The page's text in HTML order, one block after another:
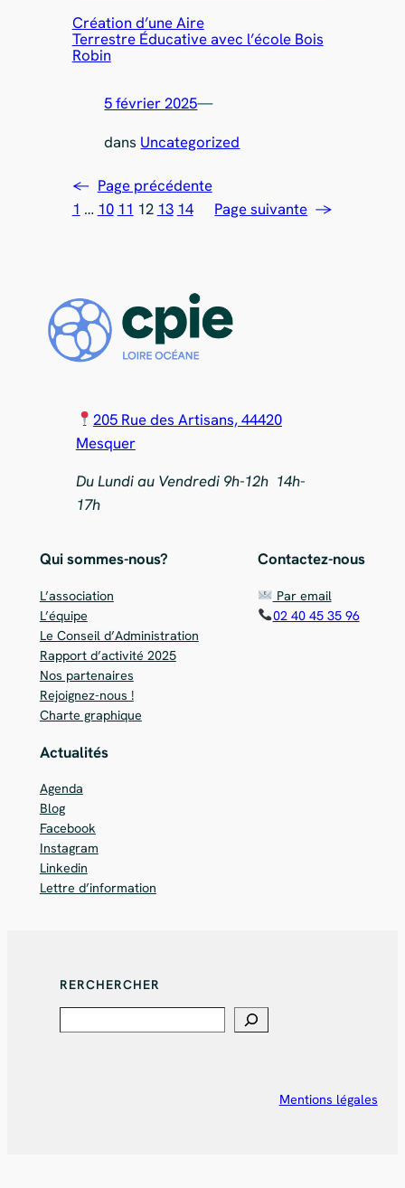
Création d’une Aire
Terrestre Éducative avec l’école Bois
Robin
5 février 2025—
dans Uncategorized
← Page précédente
1 … 10 11 12 13 14 Page suivante →
205 Rue des Artisans, 44420
Mesquer
Du Lundi au Vendredi 9h-12h 14h-
17h
Qui sommes-nous?
L’association
L’équipe
Le Conseil d’Administration
Rapport d’activité 2025
Nos partenaires
Rejoignez-nous !
Charte graphique
Contactez-nous
Par email
02 40 45 35 96
Actualités
Agenda
Blog
Facebook
Instagram
Linkedin
Lettre d’information
RERCHERCHER
Mentions légales